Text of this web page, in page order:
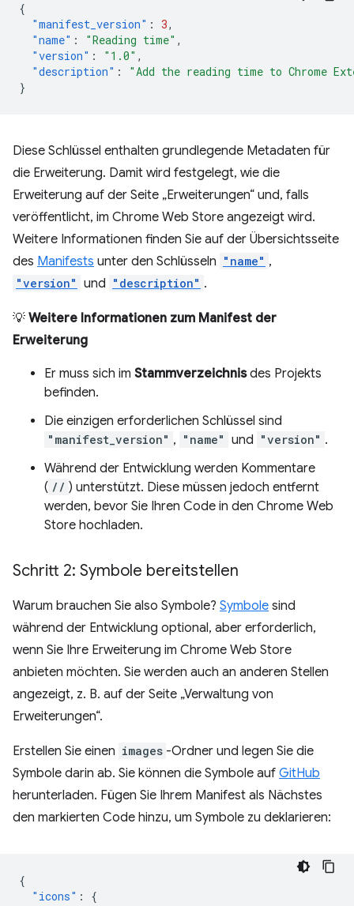
{
"manifest_version" : 3,
"name" : "Reading time" ,
"version" : "1.0" ,
"description" :
"Add the reading time to Chrome
}
Diese Schlüssel enthalten grundlegende Metadaten für
die Erweiterung. Damit wird festgelegt, wie die
Erweiterung auf der Seite „Erweiterungen“ und, falls
veröffentlicht, im Chrome Web Store angezeigt wird.
Weitere Informationen finden Sie auf der Übersichtsseite
des Manifests unter den Schlüsseln "name" ,
"version" und "description" .
💡 Weitere Informationen zum Manifest der
Erweiterung
Er muss sich im Stammverzeichnisdes Projekts
befinden.
Die einzigen erforderlichen Schlüssel sind
"manifest_version" , "name" und "version" .
Während der Entwicklung werden Kommentare
( // ) unterstützt. Diese müssen jedoch entfernt
werden, bevor Sie Ihren Code in den Chrome Web
Store hochladen.
Schritt 2: Symbole bereitstellen
Warum brauchen Sie also Symbole? Symbole sind
während der Entwicklung optional, aber erforderlich,
wenn Sie Ihre Erweiterung im Chrome Web Store
anbieten möchten. Sie werden auch an anderen Stellen
angezeigt, z. B. auf der Seite „Verwaltung von
Erweiterungen“.
Erstellen Sie einen images -Ordner und legen Sie die
Symbole darin ab. Sie können die Symbole auf GitHub
herunterladen. Fügen Sie Ihrem Manifest als Nächstes
den markierten Code hinzu, um Symbole zu deklarieren:
{
"icons" :
{